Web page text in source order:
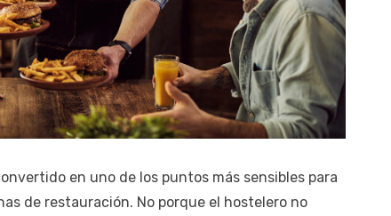
en uno de los puntos más sensibles para
de restauración. No porque el hostelero no